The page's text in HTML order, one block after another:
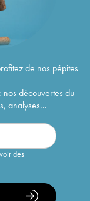
de nos pépites
découvertes du
analyses...
des